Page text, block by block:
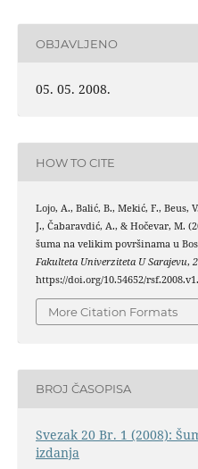
OBJAVLJENO
05. 05. 2008.
HOW TO CITE
Lojo, A., Balić, B., Mekić, F., Beus,
J., Čabaravdić, A., & Hočevar, M.
šuma na velikim površinama u
Fakulteta Univerziteta U Sarajevu,
https://doi.org/10.54652/
More Citation Formats
BROJ ČASOPISA
Svezak 20 Br. 1 (2008):
izdanja